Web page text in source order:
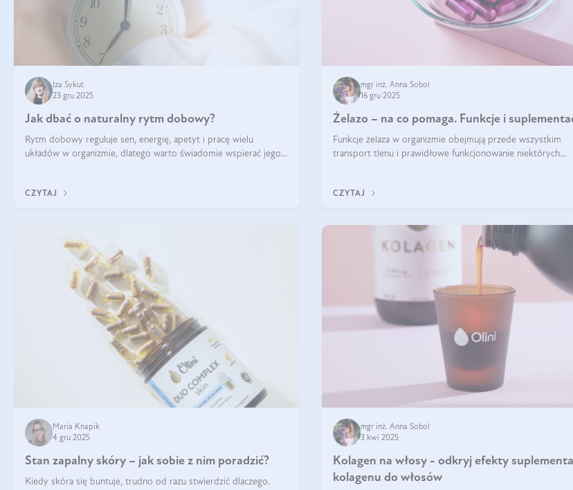
Iza Sykut
23 gru 2025
Jak dbać o naturalny rytm dobowy?
Rytm dobowy reguluje sen, energię, apetyt i pracę wielu
układów w organizmie, dlatego warto świadomie wspierać jego
CZYTAJ
mgr inż. Anna Sobol
16 gru 2025
Żelazo – na co pomaga. Funkcje i
Funkcje żelaza w organizmie obejmują przede wszystkim
transport tlenu i prawidłowe funkcjonowanie niektórych
etapie życia.
CZYTAJ
Maria Knapik
4 gru 2025
Stan zapalny skóry – jak sobie z nim poradzić?
Kiedy skóra się buntuje, trudno od razu stwierdzić dlaczego.
mgr inż. Anna Sobol
3 kwi 2025
Kolagen na włosy - odkryj efekty
kolagenu do włosów